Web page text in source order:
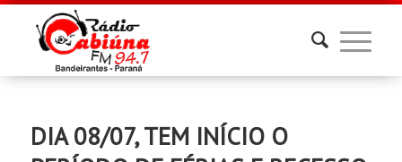
DIA 08/07, TEM INÍCIO O